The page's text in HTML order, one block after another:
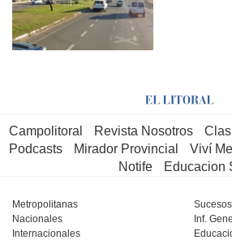
Campolitoral Revista Nosotros
Podcasts
Mirador Provincial Viví
Notife
Educacion
Metropolitanas
Nacionales
Internacionales
Sucesos
Inf.